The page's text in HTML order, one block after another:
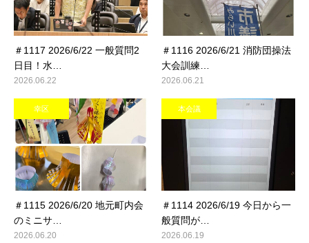
＃1117 2026/6/22 一般質問2
日目！水…
2026.06.22
＃1116 2026/6/21 消防団操法
大会訓練…
2026.06.21
幸区
＃1115 2026/6/20 地元町内会
のミニサ…
2026.06.20
本会議
＃1114 2026/6/19 今日から一
般質問が…
2026.06.19